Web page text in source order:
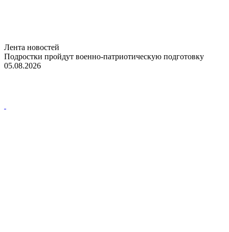
Лента новостей
Подростки пройдут военно-патриотическую подготовку
05.08.2026